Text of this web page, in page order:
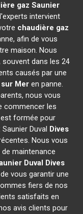
gaz Saunier
intervient
chaudière gaz
afin de vous
maison. Nous
dans les 24
causés par une
sur Meren panne.
nous vous
commencer les
formée pour
Duval Dives
Nous vous
maintenance
Duval Dives
vous garantir une
fiers de nos
satisfaits en
avis clients pour